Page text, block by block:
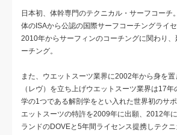
日本初、体幹専門のテクニカル・サーフコーチ
体のISAから公認の国際サーフコーチングライセ
2010年からサーフィンのコーチングに関わり
ーチング。
また、ウエットスーツ業界に2002年から身を
（レヴ）を立ち上げウエットスーツ業界は17
学の1つである解剖学をとい入れた世界初のサ
エットスーツの特許を2009年に出願、2012年
ランドのDOVEと5年間ライセンス提携しテク